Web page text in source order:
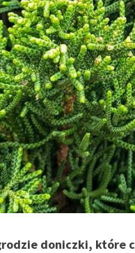
doniczki, które